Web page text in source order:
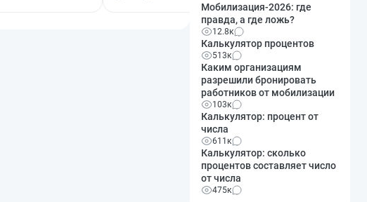
Мобилизация-2026: где
правда, а где ложь?
12.8к
Калькулятор процентов
513к
Каким организациям
разрешили бронировать
работников от мобилизации
103к
Калькулятор: процент от
числа
611к
Калькулятор: сколько
процентов составляет число
от числа
475к